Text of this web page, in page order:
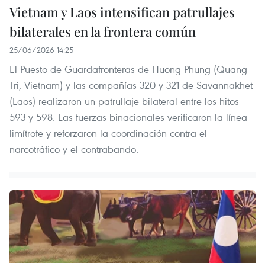
Vietnam y Laos intensifican patrullajes
bilaterales en la frontera común
25/06/2026 14:25
El Puesto de Guardafronteras de Huong Phung (Quang
Tri, Vietnam) y las compañías 320 y 321 de Savannakhet
(Laos) realizaron un patrullaje bilateral entre los hitos
593 y 598. Las fuerzas binacionales verificaron la línea
limítrofe y reforzaron la coordinación contra el
narcotráfico y el contrabando.